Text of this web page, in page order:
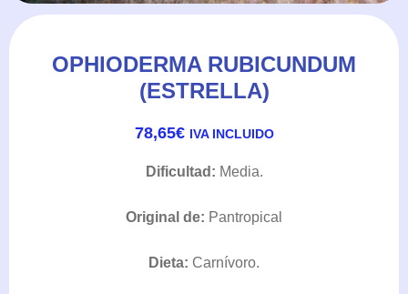
OPHIODERMA RUBICUNDUM
(ESTRELLA)
78,65€ IVA INCLUIDO
Dificultad: Media.
Original de: Pantropical
Dieta: Carnívoro.